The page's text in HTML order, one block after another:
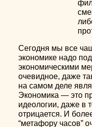
Сегодня мы все
экономике надо
экономическими
очевидное, даже
на самом деле
Экономика — это
идеологии, даже в
отрицается. И
“метафору часов”